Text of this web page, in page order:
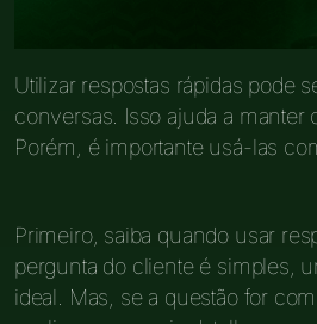
Utilizar respostas rápidas pode
conversas. Isso ajuda a manter
Porém, é importante usá-las
Primeiro, saiba quando usar
pergunta do cliente é simples,
ideal. Mas, se a questão for